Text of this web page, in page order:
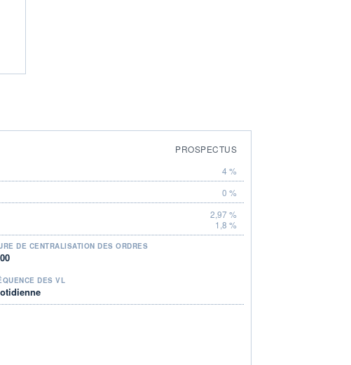
PROSPECTUS
4 %
0 %
2,97 %
1,8 %
DE CENTRALISATION DES ORDRES
DES VL